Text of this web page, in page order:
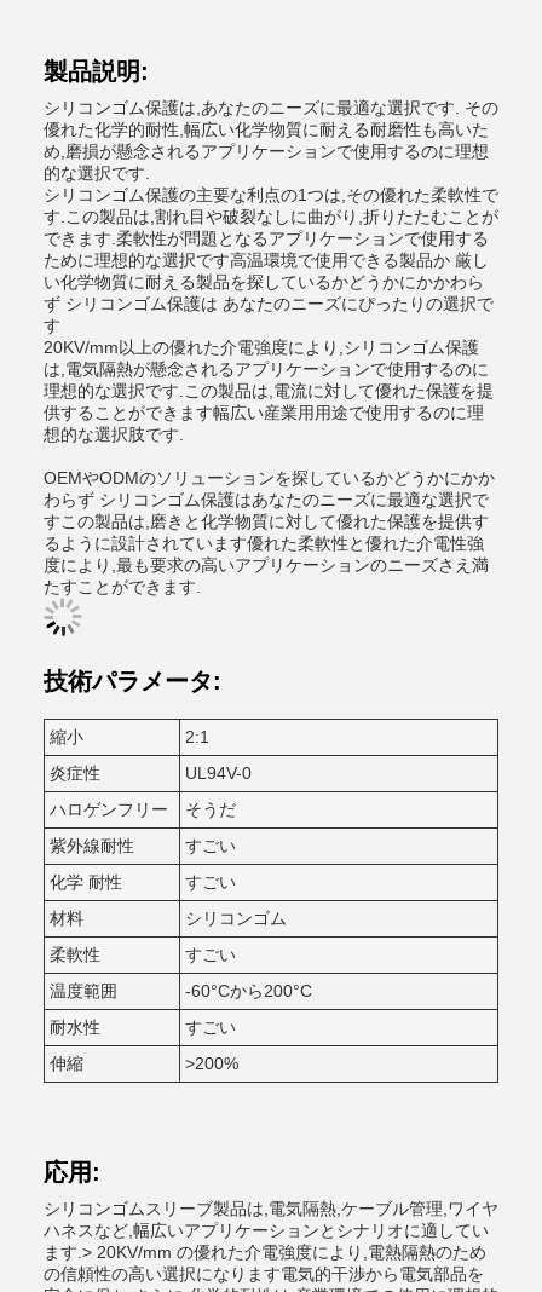
製品説明:
シリコンゴム保護は,あなたのニーズに最適な選択です. その
優れた化学的耐性,幅広い化学物質に耐える耐磨性も高いた
め,磨損が懸念されるアプリケーションで使用するのに理想
的な選択です.
シリコンゴム保護の主要な利点の1つは,その優れた柔軟性で
す.この製品は,割れ目や破裂なしに曲がり,折りたたむことが
できます.柔軟性が問題となるアプリケーションで使用する
ために理想的な選択です高温環境で使用できる製品か 厳し
い化学物質に耐える製品を探しているかどうかにかかわら
ず シリコンゴム保護は あなたのニーズにぴったりの選択で
す
20KV/mm以上の優れた介電強度により,シリコンゴム保護
は,電気隔熱が懸念されるアプリケーションで使用するのに
理想的な選択です.この製品は,電流に対して優れた保護を提
供することができます幅広い産業用用途で使用するのに理
想的な選択肢です.
OEMやODMのソリューションを探しているかどうかにかか
わらず シリコンゴム保護はあなたのニーズに最適な選択で
すこの製品は,磨きと化学物質に対して優れた保護を提供す
るように設計されています優れた柔軟性と優れた介電性強
度により,最も要求の高いアプリケーションのニーズさえ満
たすことができます.
技術パラメータ:
縮小
2:1
炎症性
UL94V-0
ハロゲンフリー
そうだ
紫外線耐性
すごい
化学 耐性
すごい
材料
シリコンゴム
柔軟性
すごい
温度範囲
-60°Cから200°C
耐水性
すごい
伸縮
>200%
応用:
シリコンゴムスリーブ製品は,電気隔熱,ケーブル管理,ワイヤ
ハネスなど,幅広いアプリケーションとシナリオに適してい
ます.> 20KV/mm の優れた介電強度により,電熱隔熱のため
の信頼性の高い選択になります電気的干渉から電気部品を